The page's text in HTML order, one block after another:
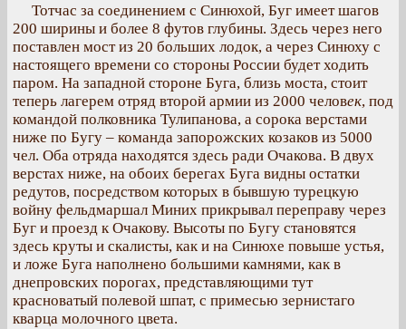
Тотчас за соединением с Синюхой, Буг имеет шагов
200 ширины и более 8 футов глубины. Здесь через него
поставлен мост из 20 больших лодок, а через Синюху с
настоящего времени со стороны России будет ходить
паром. На западной стороне Буга, близь моста, стоит
теперь лагерем отряд второй армии из 2000 человек, под
командой полковника Тулипанова, а сорока верстами
ниже по Бугу – команда запорожских козаков из 5000
чел. Оба отряда находятся здесь ради Очакова. В двух
верстах ниже, на обоих берегах Буга видны остатки
редутов, посредством которых в бывшую турецкую
войну фельдмаршал Миних прикрывал переправу через
Буг и проезд к Очакову. Высоты по Бугу становятся
здесь круты и скалисты, как и на Синюхе повыше устья,
и ложе Буга наполнено большими камнями, как в
днепровских порогах, представляющими тут
красноватый полевой шпат, с примесью зернистаго
кварца молочного цвета.